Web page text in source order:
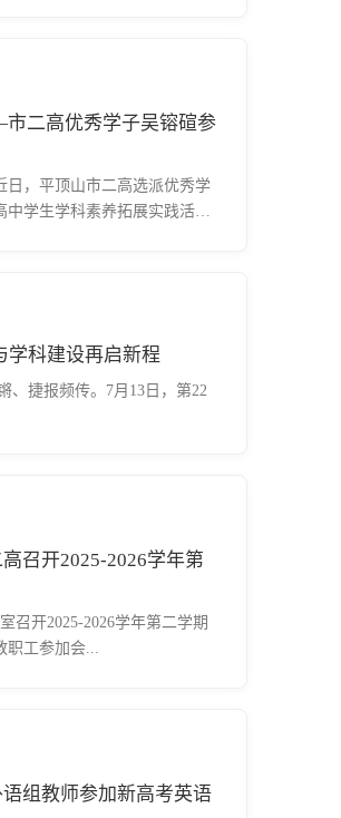
二高优秀学子吴镕碹参
日，平顶山市二高选派优秀学
中学生学科素养拓展实践活
科建设再启新程
、捷报频传。7月13日，第22
召开2025-2026学年第
召开2025-2026学年第二学期
职工参加会...
组教师参加新高考英语